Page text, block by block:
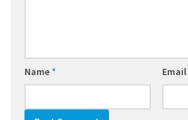
Name* Email